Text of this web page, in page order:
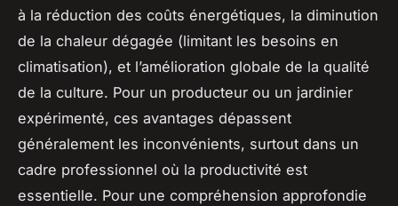
à la réduction des coûts énergétiques, la diminution
de la chaleur dégagée (limitant les besoins en
climatisation), et l’amélioration globale de la qualité
de la culture. Pour un producteur ou un jardinier
expérimenté, ces avantages dépassent
généralement les inconvénients, surtout dans un
cadre professionnel où la productivité est
essentielle. Pour une compréhension approfondie